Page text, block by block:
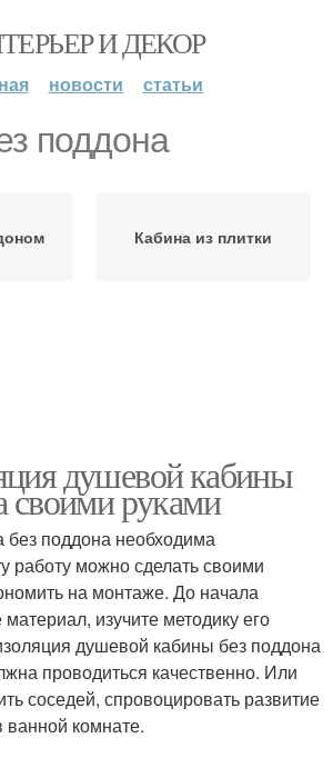
И ДЕКОР
новости статьи
поддона
Кабина из плитки
душевой кабины
своими руками
поддона необходима
работу можно сделать своими
на монтаже. До начала
изучите методику его
душевой кабины без поддона
проводиться качественно. Или
соседей, спровоцировать развитие
ванной комнате.